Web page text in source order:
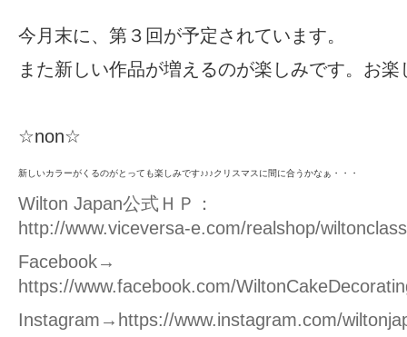
今月末に、第３回が予定されています。
また新しい作品が増えるのが楽しみです。お
☆non☆
新しいカラーがくるのがとっても楽しみです♪♪♪クリスマスに間に合うかなぁ・・・
Wilton Japan公式ＨＰ：
http://www.viceversa-e.com/realshop/
Facebook→
https://www.facebook.com/
Instagram→ https://www.instagram.com/